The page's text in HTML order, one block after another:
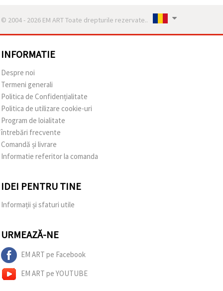
© 2004 - 2026 EM ART Toate drepturile rezervate..
INFORMATIE
Despre noi
Termeni generali
Politica de Confidențialitate
Politica de utilizare cookie-uri
Program de loialitate
întrebări frecvente
Comandă și livrare
Informatie referitor la comanda
IDEI PENTRU TINE
Informații și sfaturi utile
URMEAZĂ-NE
EM ART pe Facebook
EM ART pe YOUTUBE